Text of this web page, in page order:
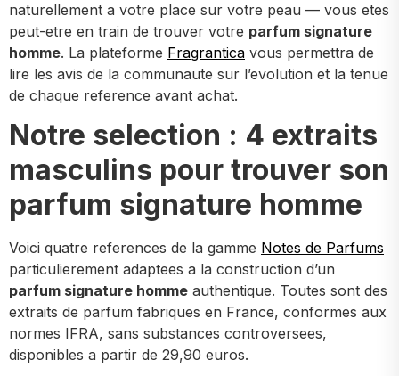
naturellement a votre place sur votre peau — vous etes
peut-etre en train de trouver votre parfum signature
homme. La plateforme Fragrantica vous permettra de
lire les avis de la communaute sur l’evolution et la tenue
de chaque reference avant achat.
Notre selection : 4 extraits
masculins pour trouver son
parfum signature homme
Voici quatre references de la gamme Notes de Parfums
particulierement adaptees a la construction d’un
parfum signature homme authentique. Toutes sont des
extraits de parfum fabriques en France, conformes aux
normes IFRA, sans substances controversees,
disponibles a partir de 29,90 euros.